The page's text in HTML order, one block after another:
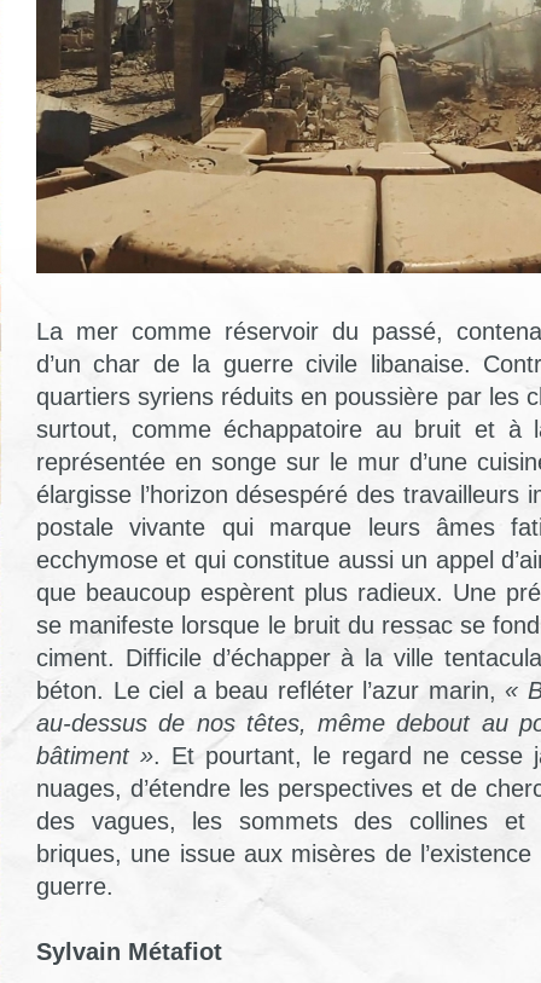
La mer comme réservoir du passé,
d’un char de la guerre civile libanaise.
quartiers syriens réduits en poussière par les
surtout, comme échappatoire au bruit et à
représentée en songe sur le mur d’une
élargisse l’horizon désespéré des travailleurs
postale vivante qui marque leurs âmes
ecchymose et qui constitue aussi un appel
que beaucoup espèrent plus radieux. Une
se manifeste lorsque le bruit du ressac se
ciment. Difficile d’échapper à la ville
béton. Le ciel a beau refléter l’azur marin,«
au-dessus de nos têtes, même debout au
bâtiment ». Et pourtant, le regard ne cesse
nuages, d’étendre les perspectives et de
des vagues, les sommets des collines
briques, une issue aux misères de
guerre.
Sylvain Métafiot